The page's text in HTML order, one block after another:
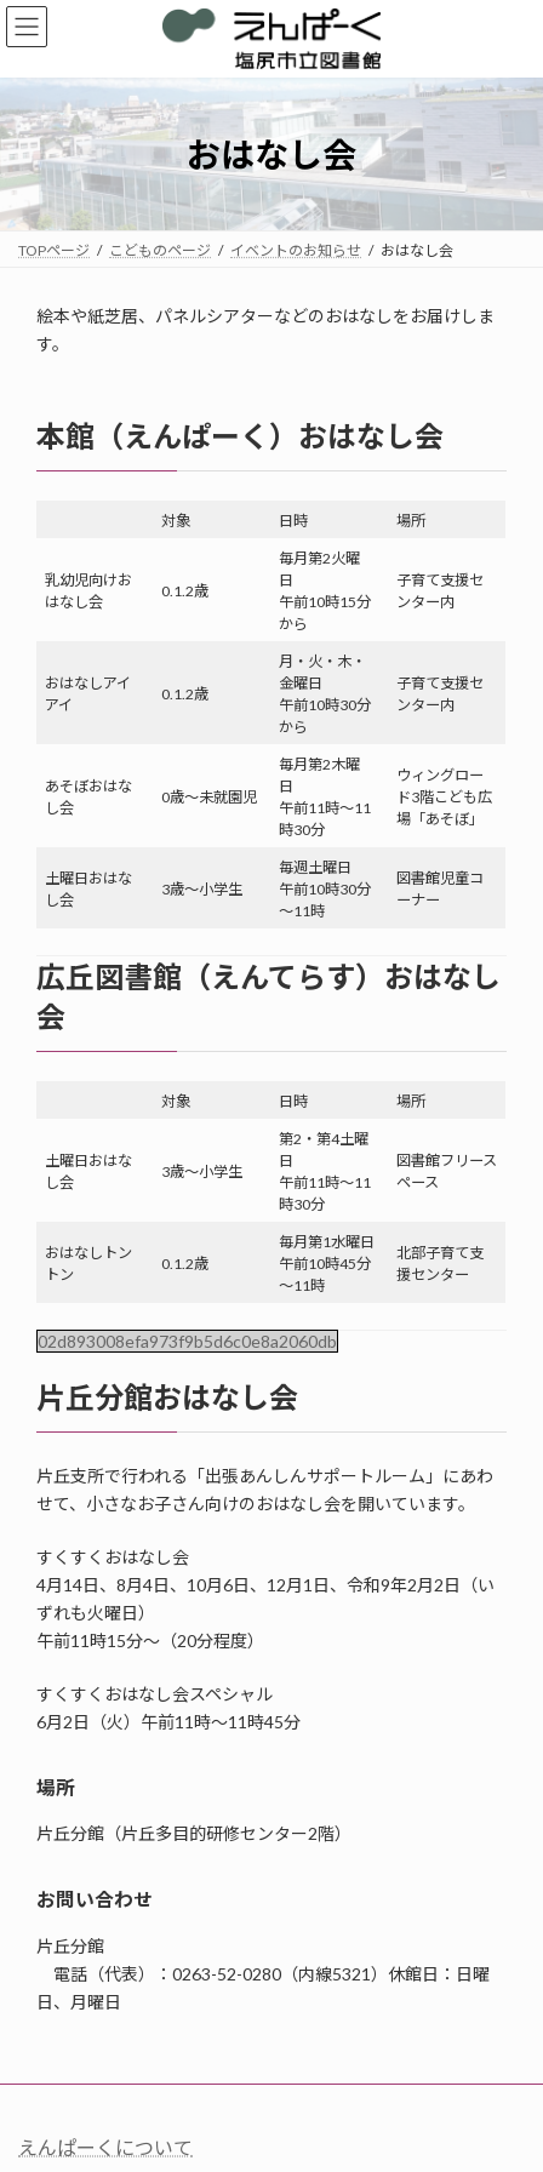
コ
ン
ン
ツ
へ
ス
キ
ッ
プ
ナ
ビ
ー
シ
ョ
ン
に
移
動
おはなし会
TOPページ こどものページ イベントのお知らせ おはなし会
絵本や紙芝居、パネルシアターなどのおはなしをお届けしま
す。
本館（えんぱーく）おはなし会
対象 日時 場所
乳幼児向けお
はなし会
0.1.2歳
毎月第2火曜
日
午前10時15分
から
子育て支援セ
ンター内
おはなしアイ
アイ
0.1.2歳
月・火・木・
金曜日
午前10時30分
から
子育て支援セ
ンター内
あそぼおはな
し会
0歳～未就園児
毎月第2木曜
日
午前11時～11
時30分
ウィングロー
ド3階こども広
場「あそぼ」
土曜日おはな
し会
3歳～小学生
毎週土曜日
午前10時30分
～11時
図書館児童コ
ーナー
広丘図書館（えんてらす）おはなし
会
対象 日時 場所
土曜日おはな
し会
3歳～小学生
第2・第4土曜
日
午前11時～11
時30分
図書館フリース
ペース
おはなしトン
トン
0.1.2歳
毎月第1水曜日
午前10時45分
～11時
北部子育て支
援センター
02d893008efa973f9b5d6c0e8a2060db
片丘分館おはなし会
片丘支所で行われる「出張あんしんサポートルーム」にあわ
せて、小さなお子さん向けのおはなし会を開いています。
すくすくおはなし会
4月14日、8月4日、10月6日、12月1日、令和9年2月2日（い
ずれも火曜日）
午前11時15分～（20分程度）
すくすくおはなし会スペシャル
6月2日（火）午前11時～11時45分
場所
片丘分館（片丘多目的研修センター2階）
お問い合わせ
片丘分館
電話（代表）：0263-52-0280（内線5321）休館日：日曜
日、月曜日
えんぱーくについて